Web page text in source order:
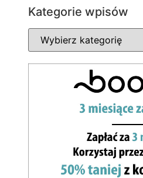
Kategorie wpisów